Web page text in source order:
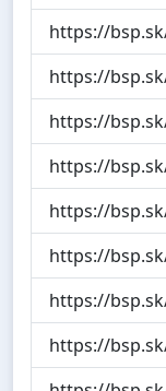
https://
https://
https://
https://
https://
https://
https://
https://